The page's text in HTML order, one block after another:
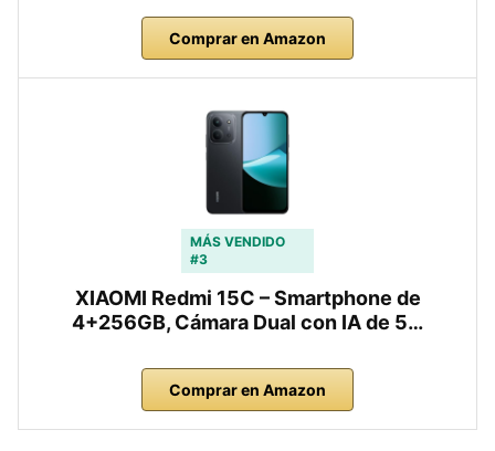
Comprar en Amazon
MÁS VENDIDO
#3
XIAOMI Redmi 15C – Smartphone de
4+256GB, Cámara Dual con IA de 5…
Comprar en Amazon